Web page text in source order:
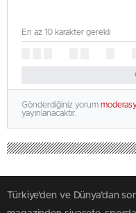
En az 10 karakter gerekli
Gönderdiğiniz yorum
yayınlanacaktır.
Türkiye'den ve Dünya’dan